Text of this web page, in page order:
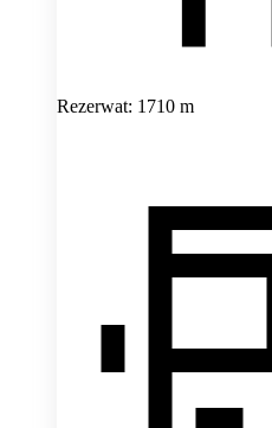
Rezerwat: 1710 m